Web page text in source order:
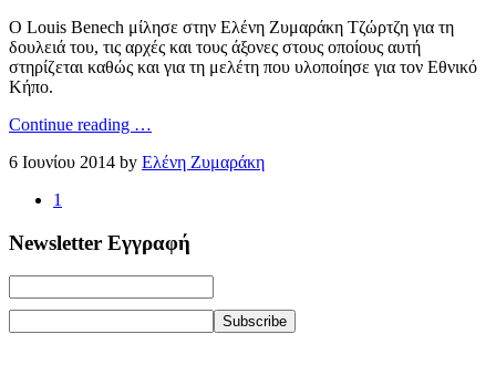
Ο Louis Benech μίλησε στην Ελένη Ζυμαράκη Τζώρτζη για τη
δουλειά του, τις αρχές και τους άξονες στους οποίους αυτή
στηρίζεται καθώς και για τη μελέτη που υλοποίησε για τον Εθνικό
Κήπο.
Continue reading …
6 Ιουνίου 2014 by Ελένη Ζυμαράκη
1
Newsletter Εγγραφή